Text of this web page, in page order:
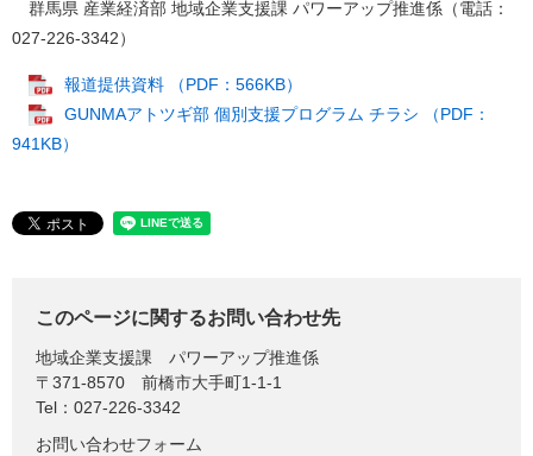
群馬県 産業経済部 地域企業支援課 パワーアップ推進係（電話：
027-226-3342）
報道提供資料 （PDF：566KB）
GUNMAアトツギ部 個別支援プログラム チラシ （PDF：
941KB）
このページに関するお問い合わせ先
地域企業支援課
パワーアップ推進係
〒371-8570
前橋市大手町1-1-1
Tel：027-226-3342
お問い合わせフォーム